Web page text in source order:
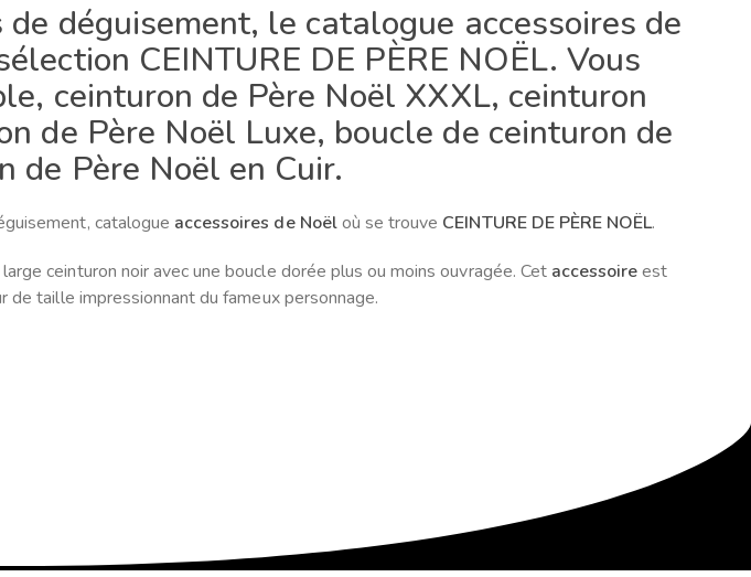
de déguisement, le catalogue accessoires de
CEINTURE DE PÈRE NOËL. Vous
ceinturon de Père Noël XXXL, ceinturon
de Père Noël Luxe, boucle de ceinturon de
de Père Noël en Cuir.
catalogue accessoires de Noëloù se trouve CEINTURE DE PÈRE NOËL.
ceinturon noir avec une boucle dorée plus ou moins ouvragée. Cet accessoireest
de taille impressionnant du fameux personnage.